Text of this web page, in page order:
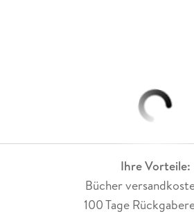
Ihre Vorteile:
Bücher
100 Tage